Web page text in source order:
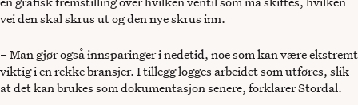
vei den skal skrus ut og den nye skrus inn.
– Man gjør også innsparinger i nedetid, noe som kan være ekstremt
viktig i en rekke bransjer. I tillegg logges arbeidet som utføres, slik
at det kan brukes som dokumentasjon senere, forklarer Stordal.